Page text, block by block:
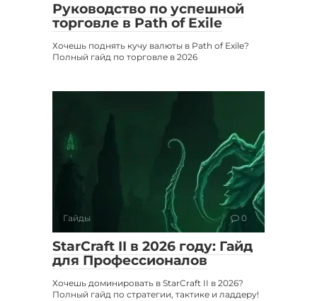
Руководство по успешной
торговле в Path of Exile
Хочешь поднять кучу валюты в Path of Exile?
Полный гайд по торговле в 2026
Гайды 0
StarCraft II в 2026 году: Гайд
для Профессионалов
Хочешь доминировать в StarCraft II в 2026?
Полный гайд по стратегии, тактике и ладдеру!